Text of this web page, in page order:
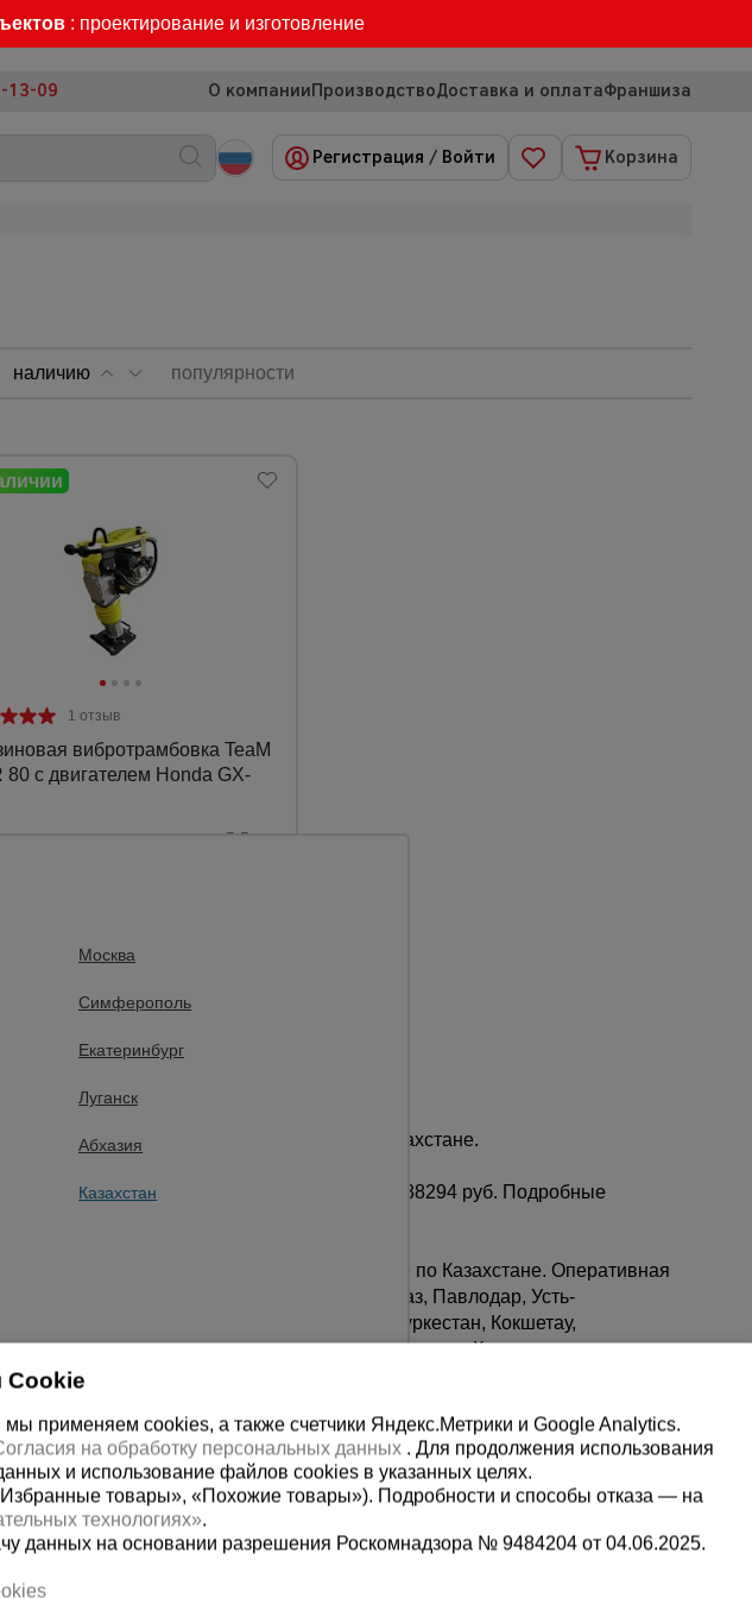
: проектирование и изготовление
13-09 О компанииПроизводствоДоставка и оплатаФраншиза
Регистрация / Войти Корзина
наличию популярности
1 отзыв
вибротрамбовка TeaM
80 с двигателем Honda GX-
5,5 л.с.
599935 ₸.
Купить
бензиновые по низкой цене в Казахстане.
бензиновые: 3 товара по цене от 288294 руб. Подробные
осуществляется со склада в Казахстане по Казахстане. Оперативная
Шымкент, Караганда, Актюбинск, Тараз, Павлодар, Усть-
Петропавловск, Атырау, Актау, Темиртау, Туркестан, Кокшетау,
Байконур, Балхаш, Кентау, Каскелен, Сатпаев, Кульсары.
Москва
Симферополь
Екатеринбург
Луганск
Абхазия
Казахстан
применяем cookies, а также счетчики Яндекс.Метрики и Google Analytics.
на обработку персональных данных . Для продолжения использования
и использование файлов cookies в указанных целях.
товары», «Похожие товары»). Подробности и способы отказа — на
технологиях».
данных на основании разрешения Роскомнадзора № 9484204 от 04.06.2025.